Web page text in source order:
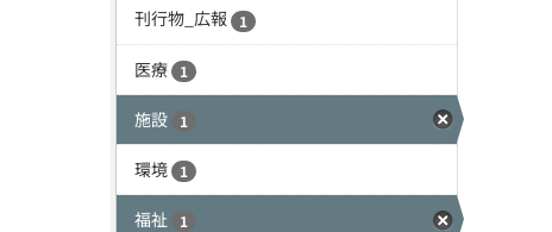
刊行物_広報 1
医療 1
施設 1
環境 1
福祉 1